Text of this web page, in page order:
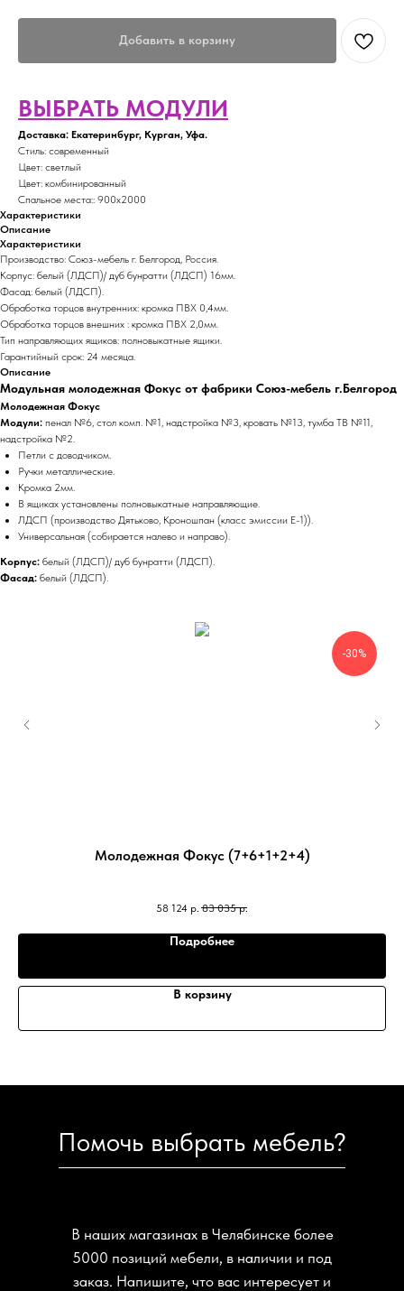
Добавить в корзину
ВЫБРАТЬ МОДУЛИ
Доставка: Екатеринбург, Курган, Уфа.
Стиль: современный
Цвет: светлый
Цвет: комбинированный
Спальное места:: 900х2000
Характеристики
Описание
Характеристики
Производство: Союз-мебель г. Белгород, Россия.
Корпус: белый (ЛДСП)/ дуб бунратти (ЛДСП) 16мм.
Фасад: белый (ЛДСП).
Обработка торцов внутренних: кромка ПВХ 0,4мм.
Обработка торцов внешних : кромка ПВХ 2,0мм.
Тип направляющих ящиков: полновыкатные ящики.
Гарантийный срок: 24 месяца.
Описание
Модульная молодежная Фокус от фабрики Союз-мебель г.Белгород
Молодежная Фокус
Модули: пенал №6, стол комп. №1, надстройка №3, кровать №13, тумба ТВ №11,
надстройка №2.
Петли с доводчиком.
Ручки металлические.
Кромка 2мм.
В ящиках установлены полновыкатные направляющие.
ЛДСП (производство Дятьково, Кроношпан (класс эмиссии Е-1)).
Универсальная (собирается налево и направо).
Корпус: белый (ЛДСП)/ дуб бунратти (ЛДСП).
Фасад: белый (ЛДСП).
-30%
Молодежная Фокус (7+6+1+2+4)
58 124 р. 83 035 р.
Подробнее
В корзину
Помочь выбрать мебель?
В наших магазинах в Челябинске более
5000 позиций мебели, в наличии и под
заказ. Напишите, что вас интересует и